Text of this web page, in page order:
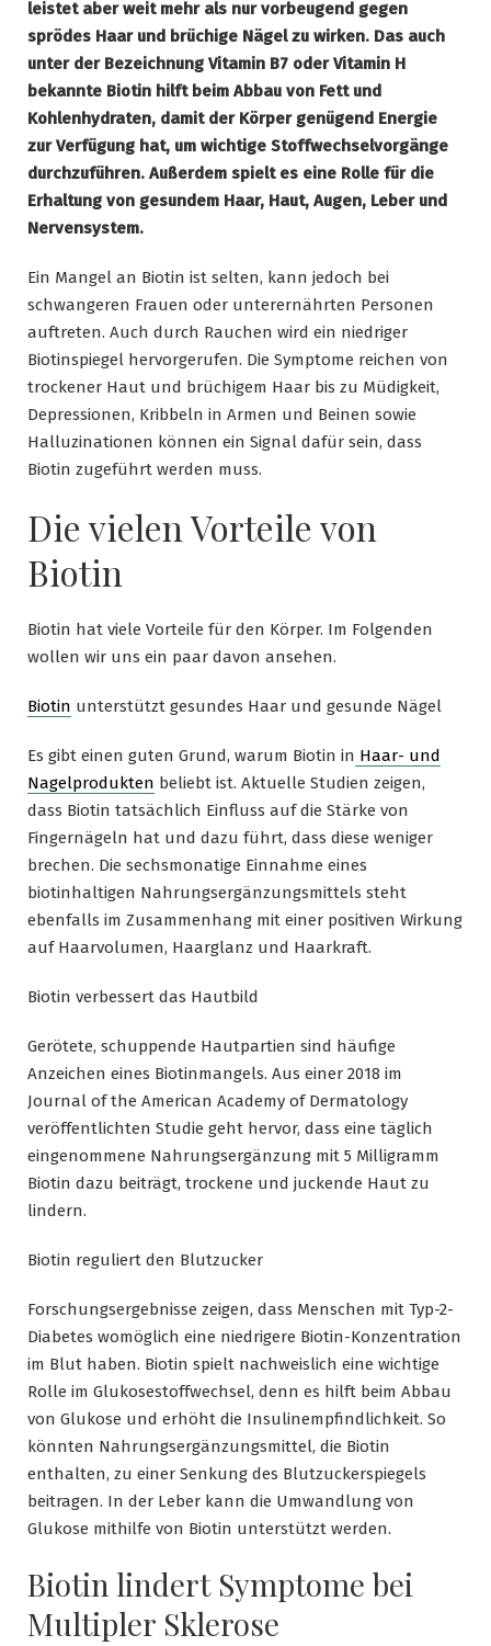
leistet aber weit mehr als nur vorbeugend gegen
sprödes Haar und brüchige Nägel zu wirken. Das auch
unter der Bezeichnung Vitamin B7 oder Vitamin H
bekannte Biotin hilft beim Abbau von Fett und
Kohlenhydraten, damit der Körper genügend Energie
zur Verfügung hat, um wichtige Stoffwechselvorgänge
durchzuführen. Außerdem spielt es eine Rolle für die
Erhaltung von gesundem Haar, Haut, Augen, Leber und
Nervensystem.
Ein Mangel an Biotin ist selten, kann jedoch bei
schwangeren Frauen oder unterernährten Personen
auftreten. Auch durch Rauchen wird ein niedriger
Biotinspiegel hervorgerufen. Die Symptome reichen von
trockener Haut und brüchigem Haar bis zu Müdigkeit,
Depressionen, Kribbeln in Armen und Beinen sowie
Halluzinationen können ein Signal dafür sein, dass
Biotin zugeführt werden muss.
Die vielen Vorteile von
Biotin
Biotin hat viele Vorteile für den Körper. Im Folgenden
wollen wir uns ein paar davon ansehen.
Biotin unterstützt gesundes Haar und gesunde Nägel
Es gibt einen guten Grund, warum Biotin in Haar- und
Nagelprodukten beliebt ist. Aktuelle Studien zeigen,
dass Biotin tatsächlich Einfluss auf die Stärke von
Fingernägeln hat und dazu führt, dass diese weniger
brechen. Die sechsmonatige Einnahme eines
biotinhaltigen Nahrungsergänzungsmittels steht
ebenfalls im Zusammenhang mit einer positiven Wirkung
auf Haarvolumen, Haarglanz und Haarkraft.
Biotin verbessert das Hautbild
Gerötete, schuppende Hautpartien sind häufige
Anzeichen eines Biotinmangels. Aus einer 2018 im
Journal of the American Academy of Dermatology
veröffentlichten Studie geht hervor, dass eine täglich
eingenommene Nahrungsergänzung mit 5 Milligramm
Biotin dazu beiträgt, trockene und juckende Haut zu
lindern.
Biotin reguliert den Blutzucker
Forschungsergebnisse zeigen, dass Menschen mit Typ-2-
Diabetes womöglich eine niedrigere Biotin-Konzentration
im Blut haben. Biotin spielt nachweislich eine wichtige
Rolle im Glukosestoffwechsel, denn es hilft beim Abbau
von Glukose und erhöht die Insulinempfindlichkeit. So
könnten Nahrungsergänzungsmittel, die Biotin
enthalten, zu einer Senkung des Blutzuckerspiegels
beitragen. In der Leber kann die Umwandlung von
Glukose mithilfe von Biotin unterstützt werden.
Biotin lindert Symptome bei
Multipler Sklerose